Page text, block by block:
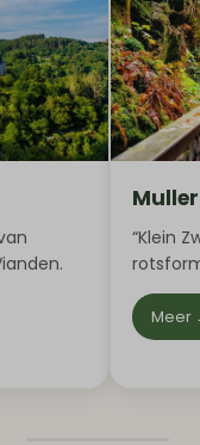
“Klein
Meer